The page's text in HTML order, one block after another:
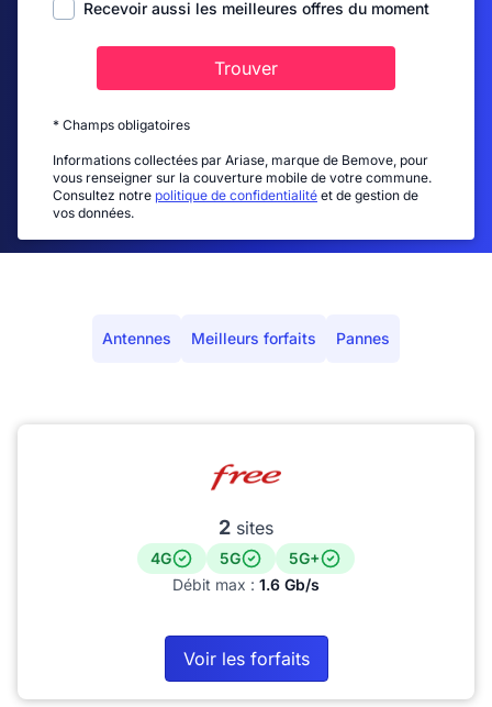
Recevoir aussi les meilleures offres du moment
Trouver
* Champs obligatoires
Informations collectées par Ariase, marque de Bemove, pour
vous renseigner sur la couverture mobile de votre commune.
Consultez notre politique de confidentialité et de gestion de
vos données.
Antennes Meilleurs forfaits Pannes
2 sites
4G 5G
5G+
Débit max : 1.6 Gb/s
Voir les forfaits